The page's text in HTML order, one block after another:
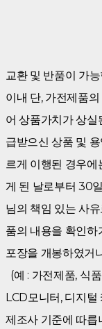
교환 및 반품이 가
이내 단, 가전제품
어 상품가치가 상실
급받으신 상품 및
르게 이행된 경우
게 된 날로부터 30
님의 책임 있는 사
품의 내용을 확인
포장을 개봉하였거
(예 : 가전제품, 식
LCD모니터, 디지
제조사 기준에 따릅